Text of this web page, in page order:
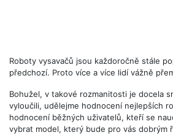
Roboty vysavačů jsou každoročně stále
předchozí. Proto více a více lidí vážně
Bohužel, v takové rozmanitosti je docela
vyloučili, udělejme hodnocení nejlepších
hodnocení běžných uživatelů, kteří se
vybrat model, který bude pro vás dobrým